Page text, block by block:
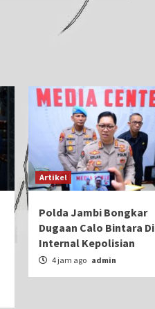
Artikel
Polda Jambi Bongkar
Dugaan Calo Bintara Di
Internal Kepolisian
4 jam ago admin